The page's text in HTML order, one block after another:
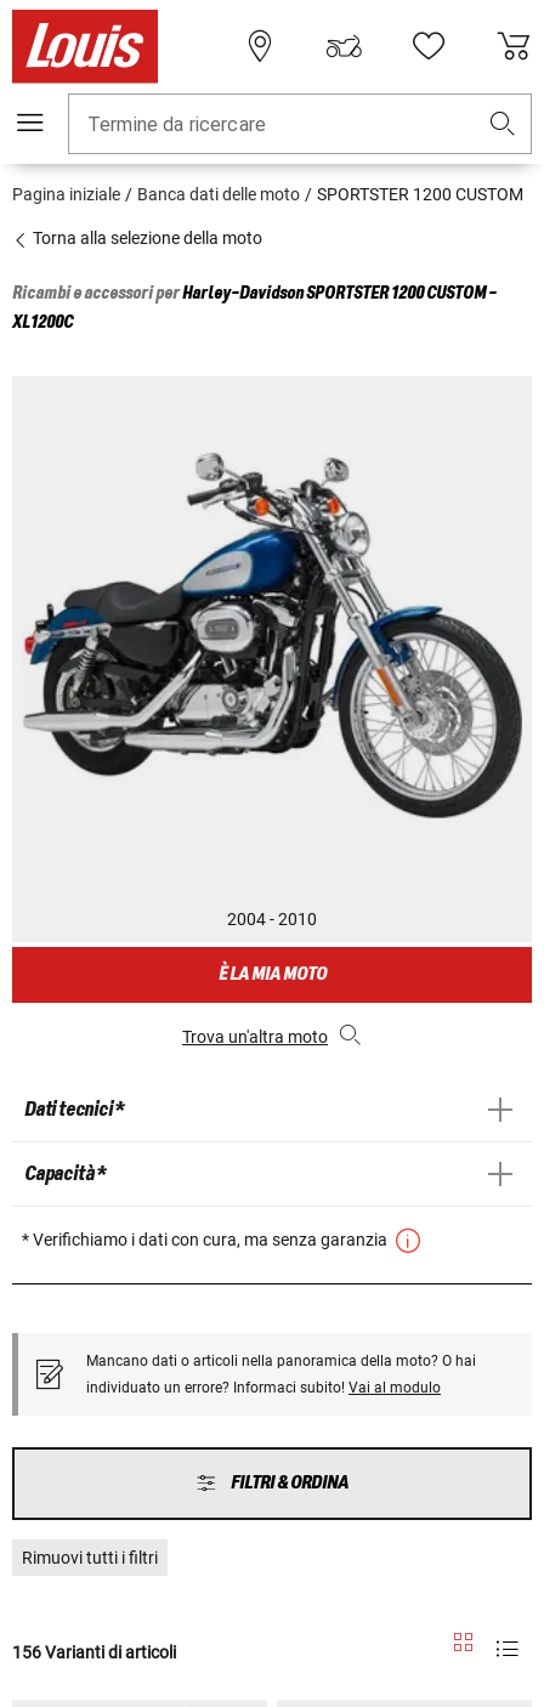
Termine da ricercare
Pagina iniziale Banca dati delle moto SPORTSTER 1200 CUSTOM
Torna alla selezione della moto
Ricambi e accessori perHarley-DavidsonSPORTSTER 1200 CUSTOM -
XL1200C
2004 - 2010
È LA MIA MOTO
Trova un'altra moto
Dati tecnici *
Capacità *
* Verifichiamo i dati con cura, ma senza garanzia
Mancano dati o articoli nella panoramica della moto? O hai
individuato un errore? Informaci subito! Vai al modulo
FILTRI & ORDINA
Rimuovi tutti i filtri
156 Varianti di articoli